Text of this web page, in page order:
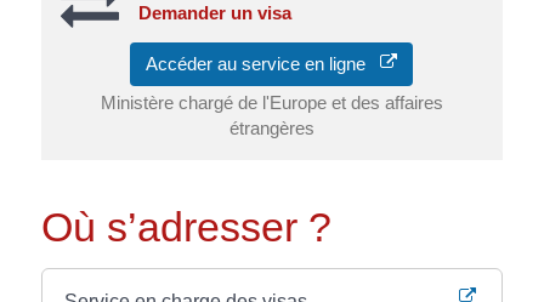
Demander un visa
Accéder au service en ligne
Ministère chargé de l'Europe et des affaires
étrangères
Où s’adresser ?